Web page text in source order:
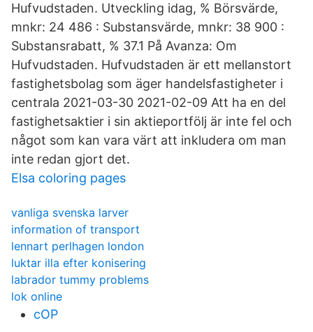
Hufvudstaden. Utveckling idag, % Börsvärde,
mnkr: 24 486 : Substansvärde, mnkr: 38 900 :
Substansrabatt, % 37.1 På Avanza: Om
Hufvudstaden. Hufvudstaden är ett mellanstort
fastighetsbolag som äger handelsfastigheter i
centrala 2021-03-30 2021-02-09 Att ha en del
fastighetsaktier i sin aktieportfölj är inte fel och
något som kan vara värt att inkludera om man
inte redan gjort det.
Elsa coloring pages
vanliga svenska larver
information of transport
lennart perlhagen london
luktar illa efter konisering
labrador tummy problems
lok online
cOP